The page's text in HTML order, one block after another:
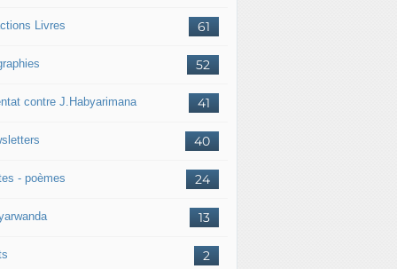
61
Livres
52
41
contre J.Habyarimana
40
24
- poèmes
13
2